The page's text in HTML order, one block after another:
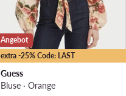
extra -25% Code: LAST
Angebot
Guess
Bluse · Orange